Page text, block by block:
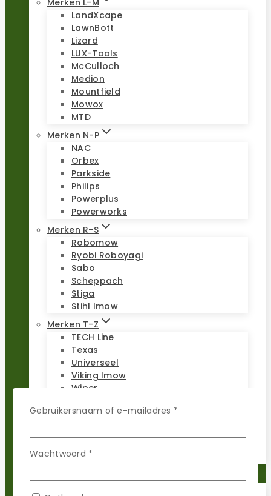
Merken L-M
LandXcape
LawnBott
Lizard
LUX-Tools
McCulloch
Medion
Mountfield
Mowox
MTD
Merken N-P
NAC
Orbex
Parkside
Philips
Powerplus
Powerworks
Merken R-S
Robomow
Ryobi Roboyagi
Sabo
Scheppach
Stiga
Stihl Imow
Merken T-Z
TECH Line
Texas
Universeel
Viking Imow
Wiper
Worx Landroid
Zoef Robot
Gebruikersnaam of e-mailadres *
Wachtwoord *